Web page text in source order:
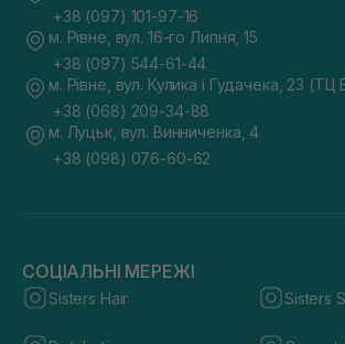
+38 (097) 101-97-16
м. Рівне, вул. 16-го Липня, 15
+38 (097) 544-61-44
м. Рівне, вул. Кулика і Гудачека, 23 (ТЦ
+38 (068) 209-34-88
м. Луцьк, вул. Винниченка, 4
+38 (098) 076-60-62
СОЦІАЛЬНІ МЕРЕЖІ
Sisters Hair Sisters